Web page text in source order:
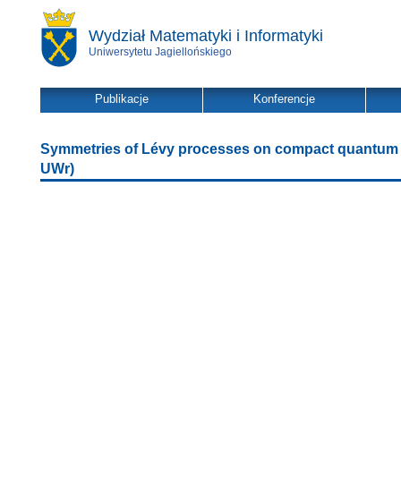
Wydział Matematyki i Informatyki
Uniwersytetu Jagiellońskiego
Publikacje Konferencje
Symmetries of Lévy processes on compact
UWr)